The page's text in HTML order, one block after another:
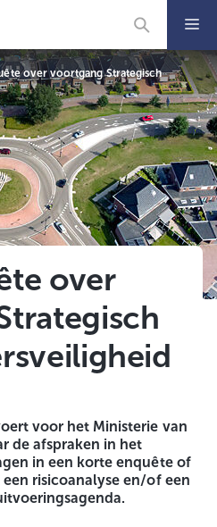
over voortgang Strategisch
over
voor het Ministerie van
de afspraken in het
in een korte enquête of
risicoanalyse en/of een